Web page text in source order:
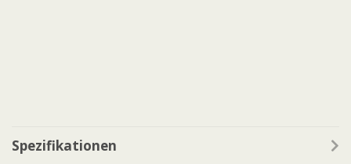
Spezifikationen